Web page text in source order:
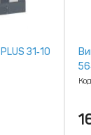
31‑10